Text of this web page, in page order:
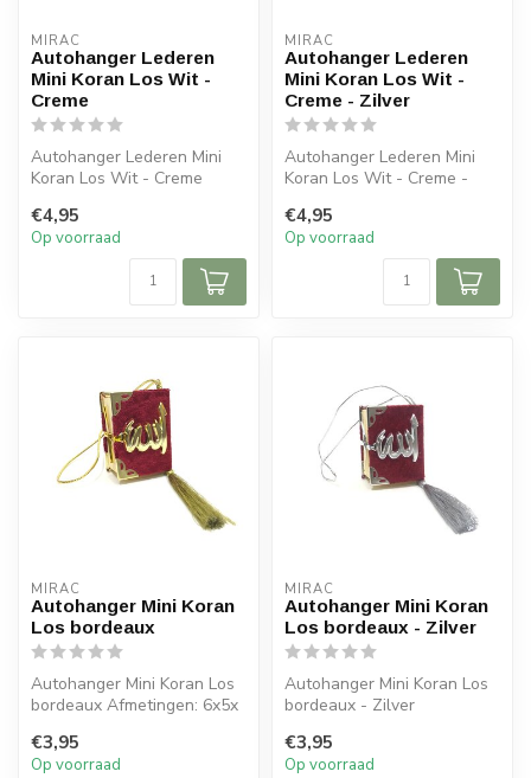
MIRAC
Autohanger Lederen
Mini Koran Los Wit -
Creme
Autohanger Lederen Mini
Koran Los Wit - Creme
€4,95
Op voorraad
MIRAC
Autohanger Lederen
Mini Koran Los Wit -
Creme - Zilver
Autohanger Lederen Mini
Koran Los Wit - Creme -
(lxb...
€4,95
Op voorraad
MIRAC
Autohanger Mini Koran
Los bordeaux
Autohanger Mini Koran Los
bordeaux Afmetingen: 6x5x
€3,95
Op voorraad
MIRAC
Autohanger Mini Koran
Los bordeaux - Zilver
Autohanger Mini Koran Los
bordeaux - Zilver
€3,95
Op voorraad